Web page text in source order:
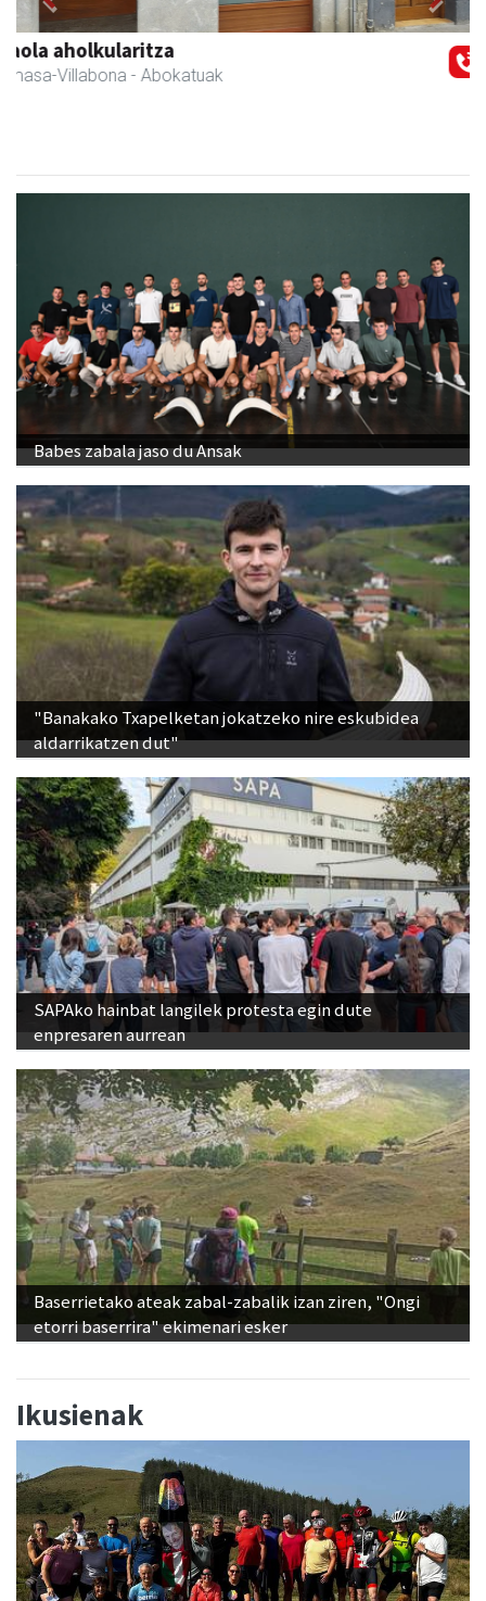
Ados muntaiak
Asteasu - Muntaiak
Previous Next
Babes zabala jaso du Ansak
"Banakako Txapelketan jokatzeko nire eskubidea
aldarrikatzen dut"
SAPAko hainbat langilek protesta egin dute
enpresaren aurrean
Baserrietako ateak zabal-zabalik izan ziren, "Ongi
etorri baserrira" ekimenari esker
Ikusienak